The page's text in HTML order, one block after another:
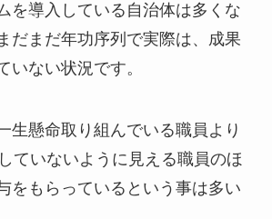
を導入している自治体は多くな
だまだ年功序列で実際は、成果
いない状況です。
生懸命取り組んでいる職員より
ていないように見える職員のほ
をもらっているという事は多い